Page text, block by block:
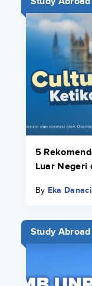
5
Luar Negeri
By Eka
Study Abroad